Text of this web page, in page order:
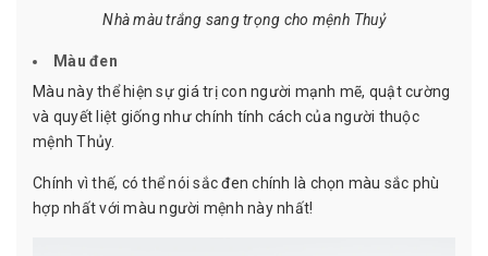
Nhà màu trắng sang trọng cho mệnh Thuỷ
Màu đen
Màu này thể hiện sự giá trị con người mạnh mẽ, quật cường
và quyết liệt giống như chính tính cách của người thuộc
mệnh Thủy.
Chính vì thế, có thể nói sắc đen chính là chọn màu sắc phù
hợp nhất với màu người mệnh này nhất!